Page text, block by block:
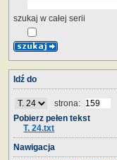
szukaj w całej serii
Idź do
strona:
Pobierz pełen tekst
T. 24.txt
Nawigacja